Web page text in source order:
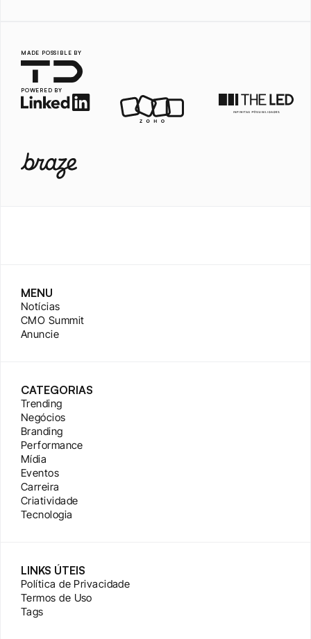
MADE POSSIBLE BY
POWERED BY
MENU
Notícias
CMO Summit
Anuncie
CATEGORIAS
Trending
Negócios
Branding
Performance
Mídia
Eventos
Carreira
Criatividade
Tecnologia
LINKS ÚTEIS
Política de Privacidade
Termos de Uso
Tags